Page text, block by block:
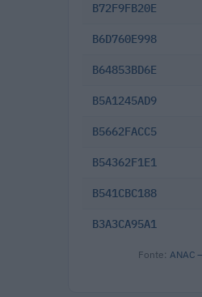
B72F9FB20E
B6D760E998
B64853BD6E
B5A1245AD9
B5662FACC5
B54362F1E1
B541CBC188
B3A3CA95A1
Fonte: ANAC